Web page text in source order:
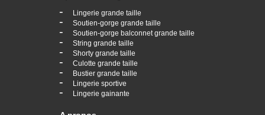
- Lingerie grande taille
- Soutien-gorge grande taille
- Soutien-gorge balconnet grande taille
- String grande taille
- Shorty grande taille
- Culotte grande taille
- Bustier grande taille
- Lingerie sportive
- Lingerie gainante